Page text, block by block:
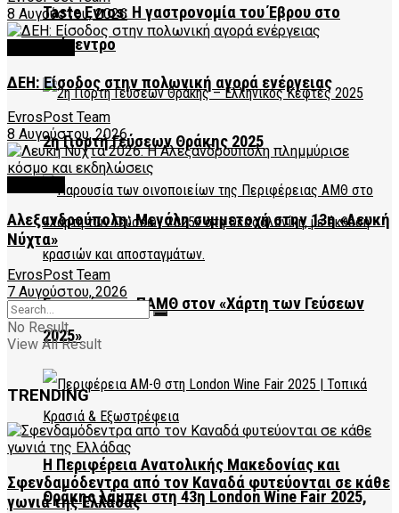
Taste Evros: Η γαστρονομία του Έβρου στο
επίκεντρο
2η Γιορτή Γεύσεων Θράκης 2025
Επιτυχία της ΠΑΜΘ στον «Χάρτη των Γεύσεων
2025»
Η Περιφέρεια Ανατολικής Μακεδονίας και
Θράκης λάμπει στη 43η London Wine Fair 2025,
8 Αυγούστου, 2026
ΔΕΗ: Είσοδος στην πολωνική αγορά ενέργειας
EvrosPost Team
8 Αυγούστου, 2026
Αλεξανδρούπολη: Μεγάλη συμμετοχή στην 13η «Λευκή
Νύχτα»
EvrosPost Team
7 Αυγούστου, 2026
No Result
View All Result
TRENDING
Σφενδαμόδεντρα από τον Καναδά φυτεύονται σε κάθε
γωνιά της Ελλάδας